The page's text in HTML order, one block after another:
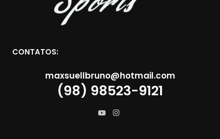
CONTATOS:
maxsuellbruno@hotmail.com
(98) 98523-9121
Instagram